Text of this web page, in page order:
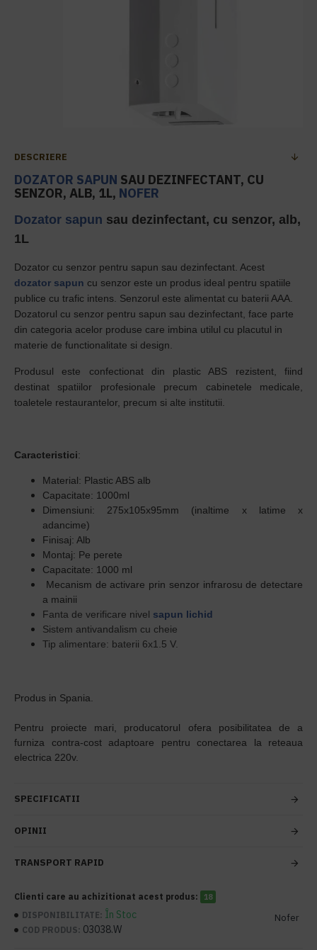
DESCRIERE
DOZATOR SAPUN SAU DEZINFECTANT, CU
SENZOR, ALB, 1L, NOFER
Dozator sapun sau dezinfectant, cu senzor, alb,
1L
Dozator cu senzor pentru sapun sau dezinfectant. Acest
dozator sapun cu senzor este un produs ideal pentru spatiile
publice cu trafic intens. Senzorul este alimentat cu baterii AAA.
Dozatorul cu senzor pentru sapun sau dezinfectant, face parte
din categoria acelor produse care imbina utilul cu placutul in
materie de functionalitate si design.
Produsul este confectionat din plastic ABS rezistent, fiind
destinat spatiilor profesionale precum cabinetele medicale,
toaletele restaurantelor, precum si alte institutii.
Caracteristici:
Material: Plastic ABS alb
Capacitate: 1000ml
Dimensiuni: 275x105x95mm (inaltime x latime x
adancime)
Finisaj: Alb
Montaj: Pe perete
Capacitate: 1000 ml
Mecanism de activare prin senzor infrarosu de detectare
a mainii
Fanta de verificare nivel sapun lichid
Sistem antivandalism cu cheie
Tip alimentare: baterii 6x1.5 V.
Produs in Spania.
Pentru proiecte mari, producatorul ofera posibilitatea de a
furniza contra-cost adaptoare pentru conectarea la reteaua
electrica 220v.
SPECIFICATII
OPINII
TRANSPORT RAPID
Clienti care au achizitionat acest produs: 18
DISPONIBILITATE: În Stoc
COD PRODUS: 03038.W
Nofer